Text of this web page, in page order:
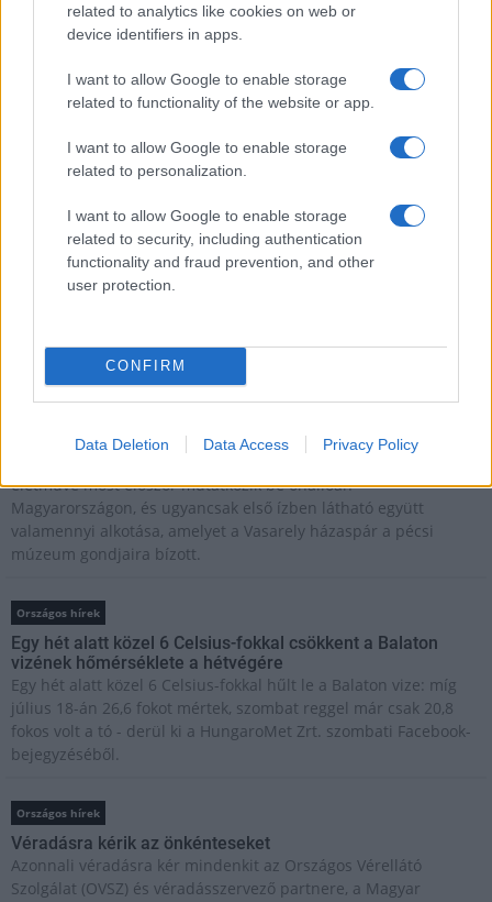
related to analytics like cookies on web or
device identifiers in apps.
I want to allow Google to enable storage
related to functionality of the website or app.
I want to allow Google to enable storage
related to personalization.
I want to allow Google to enable storage
related to security, including authentication
functionality and fraud prevention, and other
user protection.
CONFIRM
Data Deletion Data Access Privacy Policy
Beindult az őszibarackszezon, szeptemberig élvezhetjük
A világon évente mintegy 25 millió tonna őszibarack terem, Kína
Teliholdas Éjszakai Erdőfürdő
A teliholdas erdőfürdő különleges lehetőség arra, hogy
megtapasztald a természet egy másik arcát. Ahogy sötétedik, a
látásunk háttérbe húzódik, és a többi érzékszervünk egyre
Kultúra
Múzeum Galériában
életműve most először mutatkozik be önállóan
Magyarországon, és ugyancsak első ízben látható együtt
valamennyi alkotása, amelyet a Vasarely házaspár a pécsi
múzeum gondjaira bízott.
Országos hírek
Egy hét alatt közel 6 Celsius-fokkal csökkent a Balaton
vizének hőmérséklete a hétvégére
Egy hét alatt közel 6 Celsius-fokkal hűlt le a Balaton vize: míg
július 18-án 26,6 fokot mértek, szombat reggel már csak 20,8
fokos volt a tó - derül ki a HungaroMet Zrt. szombati Facebook-
bejegyzéséből.
Országos hírek
Véradásra kérik az önkénteseket
Azonnali véradásra kér mindenkit az Országos Vérellátó
Szolgálat (OVSZ) és véradásszervező partnere, a Magyar